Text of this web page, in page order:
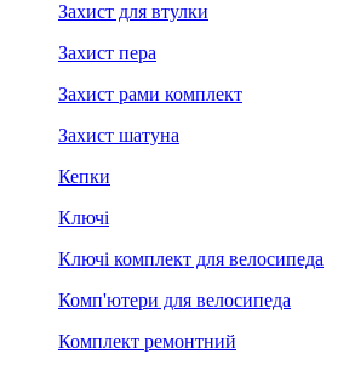
Захист для втулки
Захист пера
Захист рами комплект
Захист шатуна
Кепки
Ключі
Ключі комплект для велосипеда
Комп'ютери для велосипеда
Комплект ремонтний